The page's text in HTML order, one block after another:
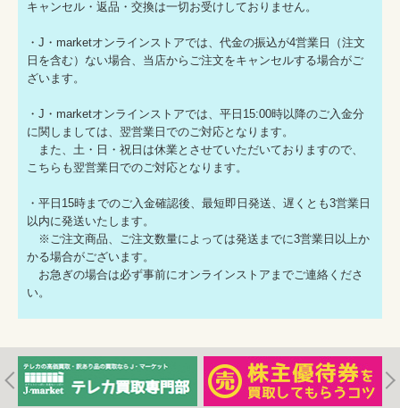
キャンセル・返品・交換は一切お受けしておりません。
・J・marketオンラインストアでは、代金の振込が4営業日（注文
日を含む）ない場合、当店からご注文をキャンセルする場合がご
ざいます。
・J・marketオンラインストアでは、平日15:00時以降のご入金分
に関しましては、翌営業日でのご対応となります。
また、土・日・祝日は休業とさせていただいておりますので、
こちらも翌営業日でのご対応となります。
・平日15時までのご入金確認後、最短即日発送、遅くとも3営業日
以内に発送いたします。
※ご注文商品、ご注文数量によっては発送までに3営業日以上か
かる場合がございます。
お急ぎの場合は必ず事前にオンラインストアまでご連絡くださ
い。